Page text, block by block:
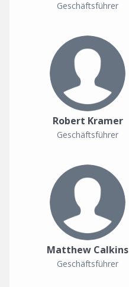
Geschäftsführer
Robert Kramer
Geschäftsführer
Matthew Calkins
Geschäftsführer